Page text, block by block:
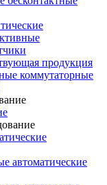
продукция
коммутаторные
автоматические